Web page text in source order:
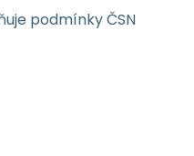
podmínky ČSN